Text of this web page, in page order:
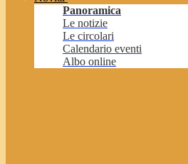
Panoramica
Le notizie
Le circolari
Calendario eventi
Albo online